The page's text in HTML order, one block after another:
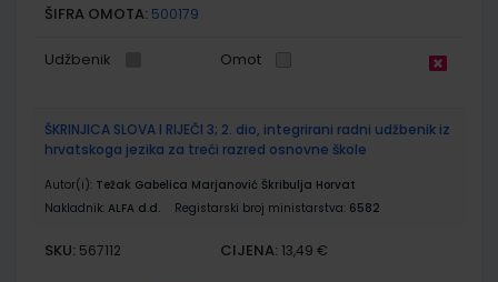
ŠIFRA OMOTA: 500179
Udžbenik Omot
ŠKRINJICA SLOVA I RIJEČI 3; 2. dio, integrirani radni udžbenik iz
hrvatskoga jezika za treći razred osnovne škole
Autor(i): Težak Gabelica Marjanović Škribulja Horvat
Nakladnik: ALFA d.d. Registarski broj ministarstva: 6582
SKU: 567112 CIJENA: 13,49 €